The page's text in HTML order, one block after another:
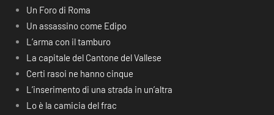
Un Foro di Roma
Un assassino come Edipo
L’arma con il tamburo
La capitale del Cantone del Vallese
Certi rasoi ne hanno cinque
L’inserimento di una strada in un’altra
Lo è la camicia del frac